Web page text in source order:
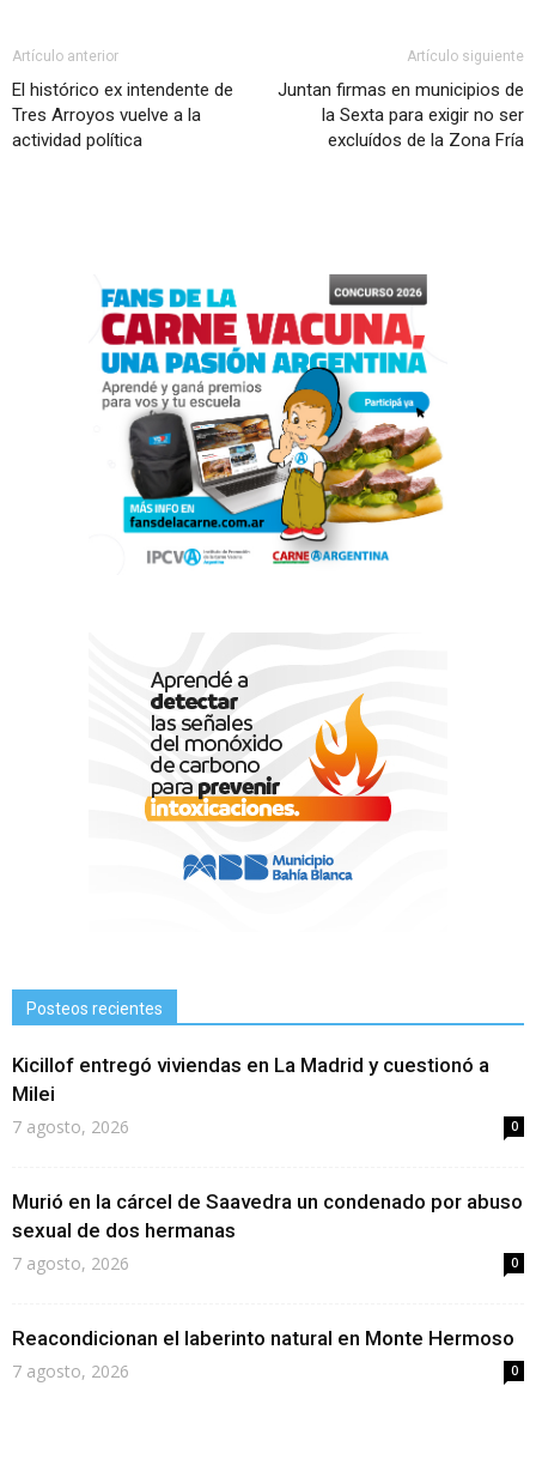
Artículo anterior
El histórico ex intendente de
Tres Arroyos vuelve a la
actividad política
Artículo siguiente
Juntan firmas en municipios de
la Sexta para exigir no ser
excluídos de la Zona Fría
Posteos recientes
Kicillof entregó viviendas en La Madrid y cuestionó a
Milei
7 agosto, 2026 0
Murió en la cárcel de Saavedra un condenado por abuso
sexual de dos hermanas
7 agosto, 2026 0
Reacondicionan el laberinto natural en Monte Hermoso
7 agosto, 2026 0